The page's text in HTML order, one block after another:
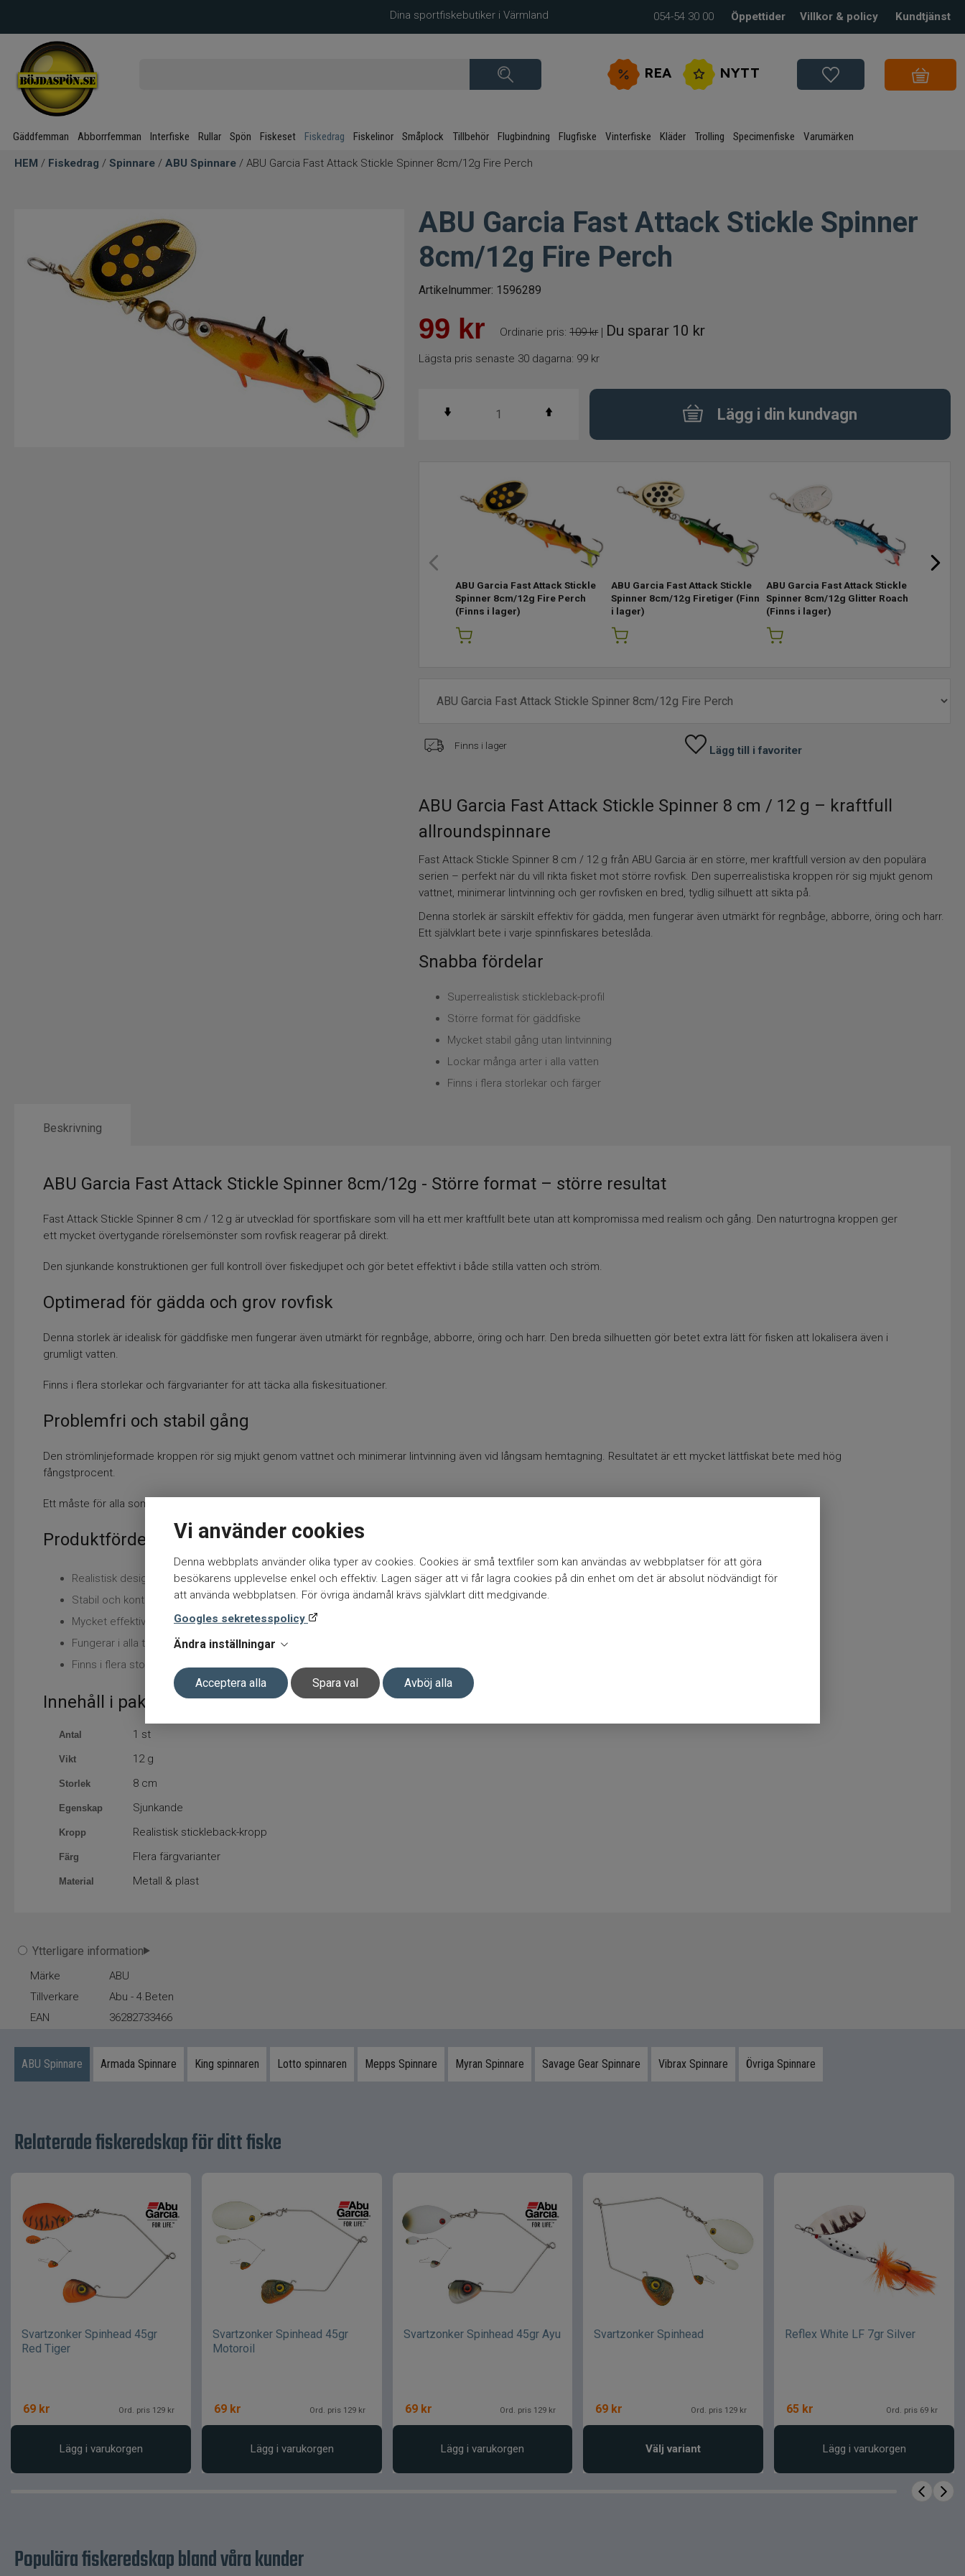
Vi använder cookies
Denna webbplats använder olika typer av cookies. Cookies är små textfiler som kan användas av webbplatser för att göra
besökarens upplevelse enkel och effektiv. Lagen säger att vi får lagra cookies på din enhet om det är absolut nödvändigt för
att använda webbplatsen. För övriga ändamål krävs självklart ditt medgivande.
Googles sekretesspolicy
Ändra inställningar
Acceptera alla Spara val Avböj alla
Dina sportfiskebutiker i Värmland 054-54 30 00 Öppettider Villkor & policy Kundtjänst
REA NYTT
Gäddfemman Abborrfemman Interfiske Rullar Spön Fiskeset Fiskedrag Fiskelinor Småplock Tillbehör Flugbindning Flugfiske Vinterfiske Kläder Trolling Specimenfiske Varumärken
HEM / Fiskedrag / Spinnare / ABU Spinnare / ABU Garcia Fast Attack Stickle Spinner 8cm/12g Fire Perch
ABU Garcia Fast Attack Stickle Spinner
8cm/12g Fire Perch
Artikelnummer: 1596289
99 kr Ordinarie pris: 109 kr| Du sparar 10 kr
Lägsta pris senaste 30 dagarna: 99 kr
Lägg i din kundvagn
ABU Garcia Fast Attack Stickle
Spinner 8cm/12g Fire Perch
(Finns i lager)
ABU Garcia Fast Attack Stickle
Spinner 8cm/12g Firetiger (Finns
i lager)
ABU Garcia Fast Attack Stickle
Spinner 8cm/12g Glitter Roach
(Finns i lager)
Finns i lager Lägg till i favoriter
ABU Garcia Fast Attack Stickle Spinner 8 cm / 12 g – kraftfull
allroundspinnare
Fast Attack Stickle Spinner 8 cm / 12 g från ABU Garcia är en större, mer kraftfull version av den populära
serien – perfekt när du vill rikta fisket mot större rovfisk. Den superrealistiska kroppen rör sig mjukt genom
vattnet, minimerar lintvinning och ger rovfisken en bred, tydlig silhuett att sikta på.
Denna storlek är särskilt effektiv för gädda, men fungerar även utmärkt för regnbåge, abborre, öring och harr.
Ett självklart bete i varje spinnfiskares beteslåda.
Snabba fördelar
Superrealistisk stickleback-profil
Större format för gäddfiske
Mycket stabil gång utan lintvinning
Lockar många arter i alla vatten
Finns i flera storlekar och färger
Beskrivning
ABU Garcia Fast Attack Stickle Spinner 8cm/12g - Större format – större resultat
Fast Attack Stickle Spinner 8 cm / 12 g är utvecklad för sportfiskare som vill ha ett mer kraftfullt bete utan att kompromissa med realism och gång. Den naturtrogna kroppen ger
ett mycket övertygande rörelsemönster som rovfisk reagerar på direkt.
Den sjunkande konstruktionen ger full kontroll över fiskedjupet och gör betet effektivt i både stilla vatten och ström.
Optimerad för gädda och grov rovfisk
Denna storlek är idealisk för gäddfiske men fungerar även utmärkt för regnbåge, abborre, öring och harr. Den breda silhuetten gör betet extra lätt för fisken att lokalisera även i
grumligt vatten.
Finns i flera storlekar och färgvarianter för att täcka alla fiskesituationer.
Problemfri och stabil gång
Den strömlinjeformade kroppen rör sig mjukt genom vattnet och minimerar lintvinning även vid långsam hemtagning. Resultatet är ett mycket lättfiskat bete med hög
fångstprocent.
Ett måste för alla som älskar effektivt spinnfiske.
Produktfördelar
Realistisk design med hög attraktion
Stabil och kontrollerad gång
Mycket effektiv för gädda och rovfisk
Fungerar i alla typer av vatten
Finns i flera storlekar och färger
Innehåll i paketet
Antal 1 st
Vikt 12 g
Storlek 8 cm
Egenskap Sjunkande
Kropp Realistisk stickleback-kropp
Färg Flera färgvarianter
Material Metall & plast
Ytterligare information
Märke
ABU
Tillverkare
Abu - 4.Beten
EAN
36282733466
ABU Spinnare Armada Spinnare King spinnaren Lotto spinnaren Mepps Spinnare Myran Spinnare Savage Gear Spinnare Vibrax Spinnare Övriga Spinnare
Relaterade fiskeredskap för ditt fiske
Svartzonker Spinhead 45gr
Red Tiger
69 kr Ord. pris 129 kr
Lägg i varukorgen
Svartzonker Spinhead 45gr
Motoroil
69 kr Ord. pris 129 kr
Lägg i varukorgen
Svartzonker Spinhead 45gr Ayu
69 kr Ord. pris 129 kr
Lägg i varukorgen
Svartzonker Spinhead
69 kr Ord. pris 129 kr
Välj variant
Reflex White LF 7gr Silver
65 kr Ord. pris 69 kr
Lägg i varukorgen
Populära fiskeredskap bland våra kunder